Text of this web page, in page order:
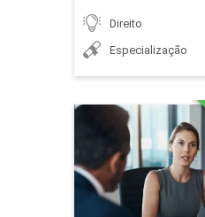
Consumidor
Direito
Especialização
de